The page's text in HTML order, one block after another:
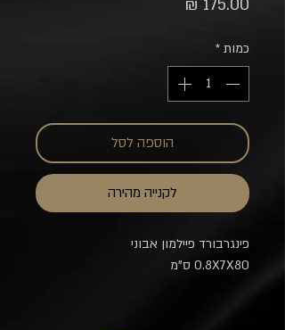
כמות *
הוספה לסל
לקנייה מהירה
פינגרבורד פיילמון אבוני
0.8X7X80 ס"מ